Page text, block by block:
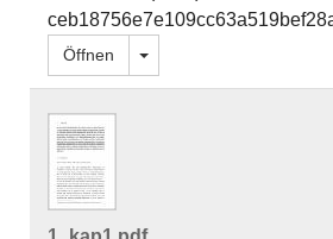
Öffnen Dropdown öffnen